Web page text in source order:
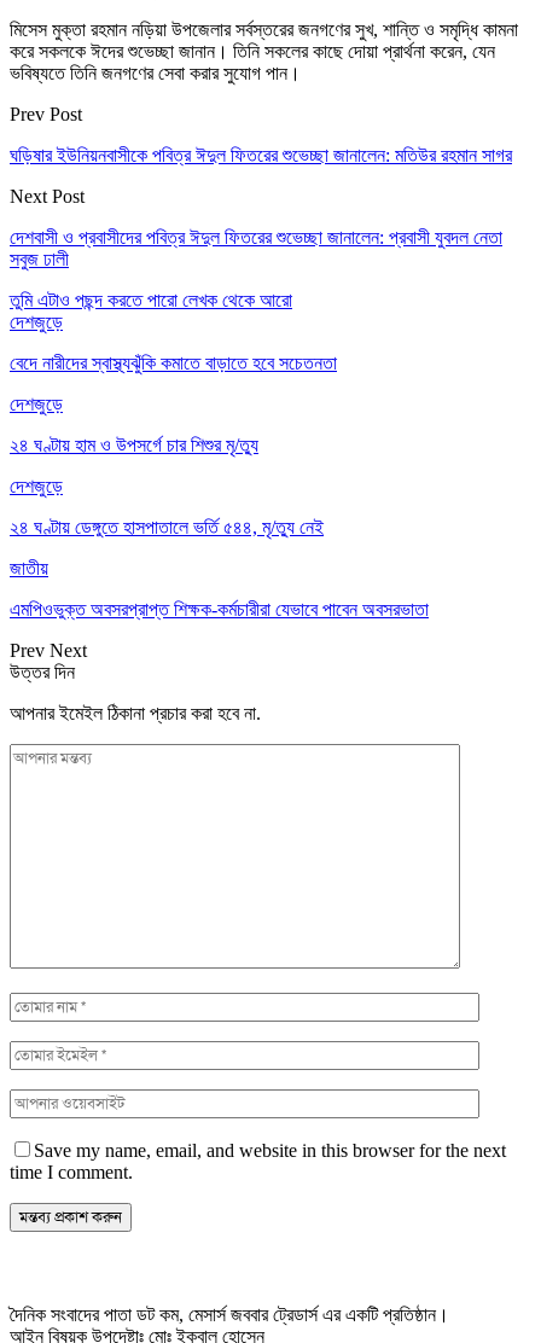
মিসেস মুক্তা রহমান নড়িয়া উপজেলার সর্বস্তরের জনগণের সুখ, শান্তি ও সমৃদ্ধি কামনা
করে সকলকে ঈদের শুভেচ্ছা জানান। তিনি সকলের কাছে দোয়া প্রার্থনা করেন, যেন
ভবিষ্যতে তিনি জনগণের সেবা করার সুযোগ পান।
Prev Post
ঘড়িষার ইউনিয়নবাসীকে পবিত্র ঈদুল ফিতরের শুভেচ্ছা জানালেন: মতিউর রহমান সাগর
Next Post
দেশবাসী ও প্রবাসীদের পবিত্র ঈদুল ফিতরের শুভেচ্ছা জানালেন: প্রবাসী যুবদল নেতা
সবুজ ঢালী
তুমি এটাও পছন্দ করতে পারো লেখক থেকে আরো
দেশজুড়ে
বেদে নারীদের স্বাস্থ্যঝুঁকি কমাতে বাড়াতে হবে সচেতনতা
দেশজুড়ে
২৪ ঘণ্টায় হাম ও উপসর্গে চার শিশুর মৃ/ত্যু
দেশজুড়ে
২৪ ঘণ্টায় ডেঙ্গুতে হাসপাতালে ভর্তি ৫৪৪, মৃ/ত্যু নেই
জাতীয়
এমপিওভুক্ত অবসরপ্রাপ্ত শিক্ষক-কর্মচারীরা যেভাবে পাবেন অবসরভাতা
Prev Next
উত্তর দিন
আপনার ইমেইল ঠিকানা প্রচার করা হবে না.
Save my name, email, and website in this browser for the next
time I comment.
দৈনিক সংবাদের পাতা ডট কম, মেসার্স জববার ট্রেডার্স এর একটি প্রতিষ্ঠান।
আইন বিষয়ক উপদেষ্টাঃ মোঃ ইকবাল হোসেন